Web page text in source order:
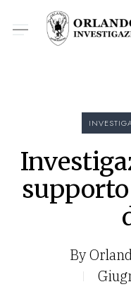
Menu
By
Menu